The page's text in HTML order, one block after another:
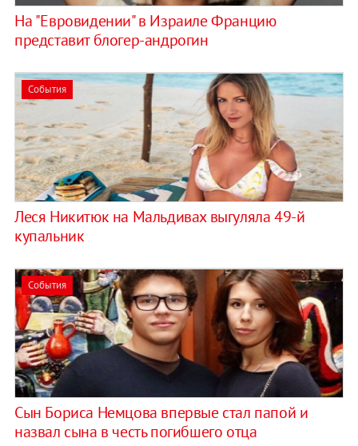
На "Евровидении" в Израиле Францию
представит блогер-андрогин
События
Леся Никитюк на Мальдивах выгуляла 49-й
купальник
События
Сын Бориса Немцова впервые стал папой и
назвал сына в честь погибшего отца